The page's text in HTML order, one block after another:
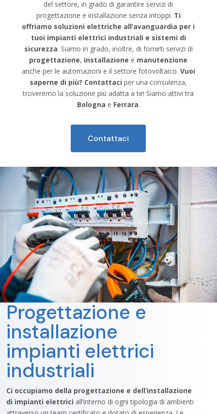
del settore, in grado di garantire servizi di
progettazione e installazione senza intoppi. Ti
offriamo soluzioni elettriche all’avanguardia per i
tuoi impianti elettrici industriali e sistemi di
sicurezza. Siamo in grado, inoltre, di fornirti servizi di
progettazione, installazione e manutenzione
anche per le automazioni e il settore fotovoltaico. Vuoi
saperne di più? Contattaci per una consulenza,
troveremo la soluzione più adatta a te! Siamo attivi tra
Bologna e Ferrara.
Contattaci
Progettazione e
installazione
impianti elettrici
industriali
Ci occupiamo della progettazione e dell’installazione
di impianti elettrici all’interno di ogni tipologia di ambienti